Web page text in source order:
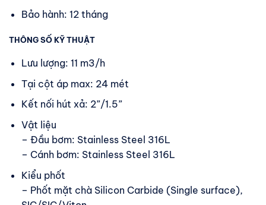
Bảo hành: 12 tháng
THÔNG SỐ KỸ THUẬT
Lưu lượng: 11 m3/h
Tại cột áp max: 24 mét
Kết nối hút xả: 2”/1.5”
Vật liệu
– Đầu bơm: Stainless Steel 316L
– Cánh bơm: Stainless Steel 316L
Kiểu phốt
– Phốt mặt chà Silicon Carbide (Single surface),